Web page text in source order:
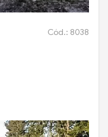
Cód.: 8038